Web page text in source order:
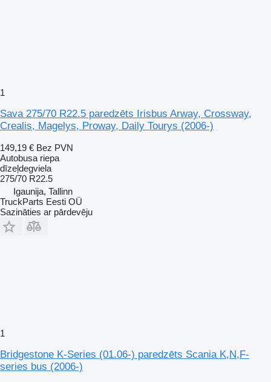
1
Sava 275/70 R22.5 paredzēts Irisbus Arway, Crossway,
Crealis, Magelys, Proway, Daily Tourys (2006-)
149,19 € Bez PVN
Autobusa riepa
dīzeļdegviela
275/70 R22.5
Igaunija, Tallinn
TruckParts Eesti OÜ
Sazināties ar pārdevēju
1
Bridgestone K-Series (01.06-) paredzēts Scania K,N,F-
series bus (2006-)